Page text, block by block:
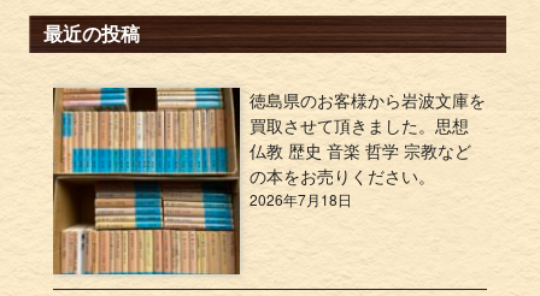
最近の投稿
徳島県のお客様から岩波文庫を
買取させて頂きました。思想
仏教 歴史 音楽 哲学 宗教など
の本をお売りください。
2026年7月18日